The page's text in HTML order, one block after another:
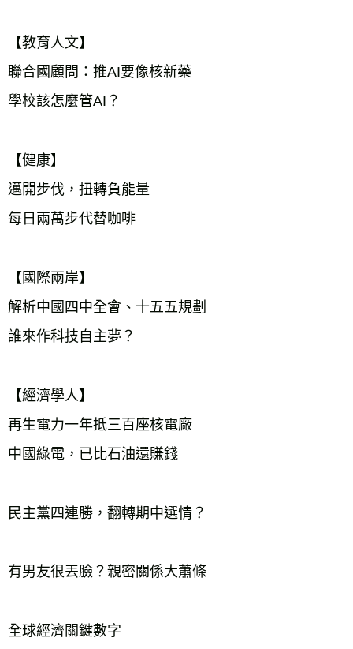
【教育人文】
聯合國顧問：推AI要像核新藥
學校該怎麼管AI？
【健康】
邁開步伐，扭轉負能量
每日兩萬步代替咖啡
【國際兩岸】
解析中國四中全會、十五五規劃
誰來作科技自主夢？
【經濟學人】
再生電力一年抵三百座核電廠
中國綠電，已比石油還賺錢
民主黨四連勝，翻轉期中選情？
有男友很丟臉？親密關係大蕭條
全球經濟關鍵數字